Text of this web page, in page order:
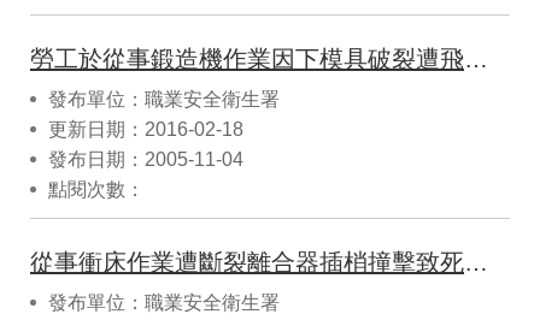
勞工於從事鍛造機作業因下模具破裂遭飛出金屬塊穿刺胸部致死職業災害案
發布單位：職業安全衛生署
更新日期：2016-02-18
發布日期：2005-11-04
點閱次數：
從事衝床作業遭斷裂離合器插梢撞擊致死職業災害
發布單位：職業安全衛生署